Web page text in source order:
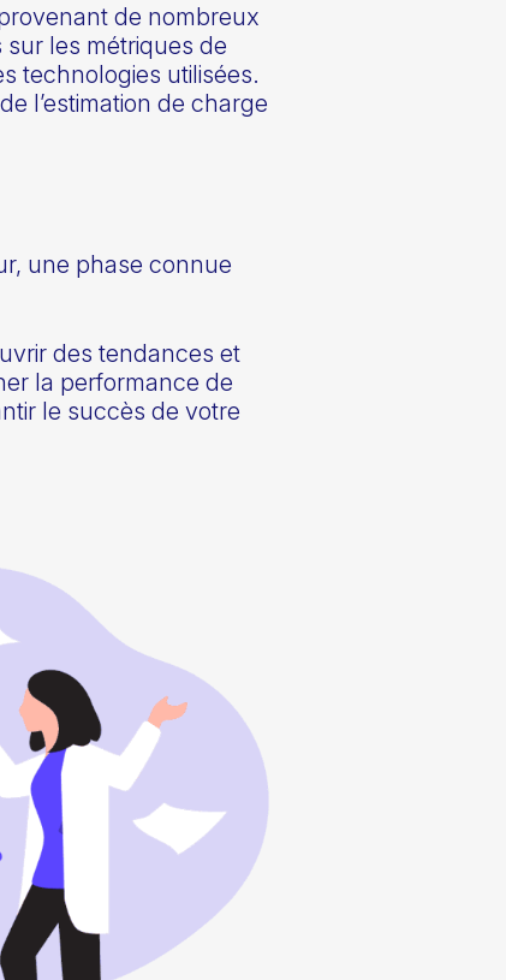
de nombreux
les métriques de
technologies utilisées.
l’estimation de charge
une phase connue
des tendances et
la performance de
le succès de votre